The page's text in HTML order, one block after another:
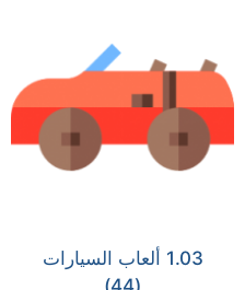
1.03 ألعاب السيارات